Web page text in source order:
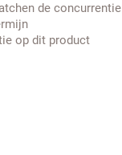
de concurrentie
op dit product